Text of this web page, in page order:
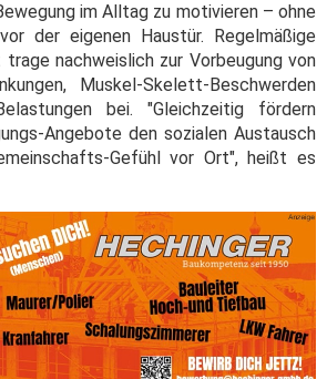
im Alltag zu motivieren – ohne
der eigenen Haustür. Regelmäßige
nachweislich zur Vorbeugung von
Muskel-Skelett-Beschwerden
bei. "Gleichzeitig fördern
Angebote den sozialen Austausch
Gefühl vor Ort", heißt es